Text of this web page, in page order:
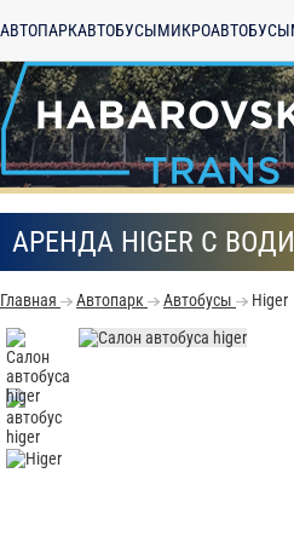
АВТОПАРКАВТОБУСЫМИКРОАВТОБУСЫ
АРЕНДА HIGER С
Главная Автопарк Автобусы Higer